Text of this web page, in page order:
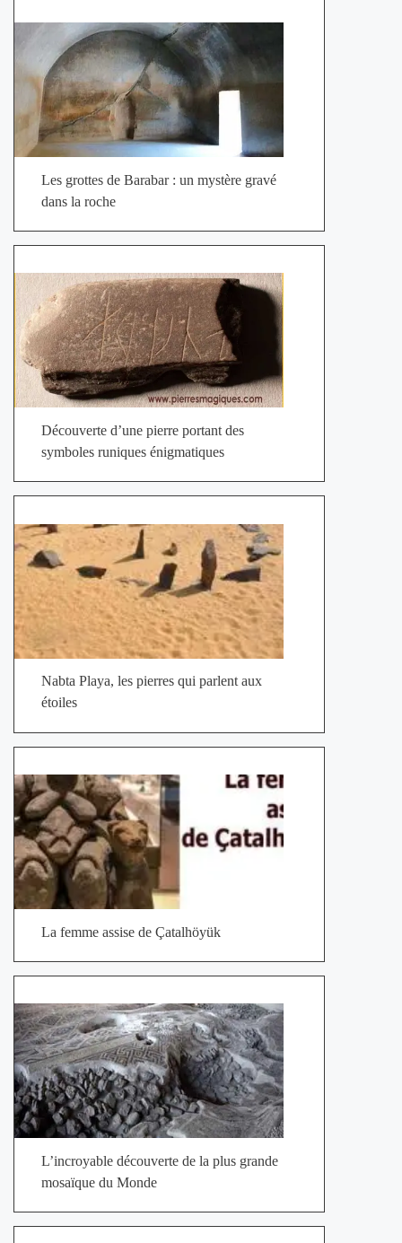
Les grottes de Barabar : un mystère gravé
dans la roche
Découverte d’une pierre portant des
symboles runiques énigmatiques
Nabta Playa, les pierres qui parlent aux
étoiles
La femme assise de Çatalhöyük
L’incroyable découverte de la plus grande
mosaïque du Monde